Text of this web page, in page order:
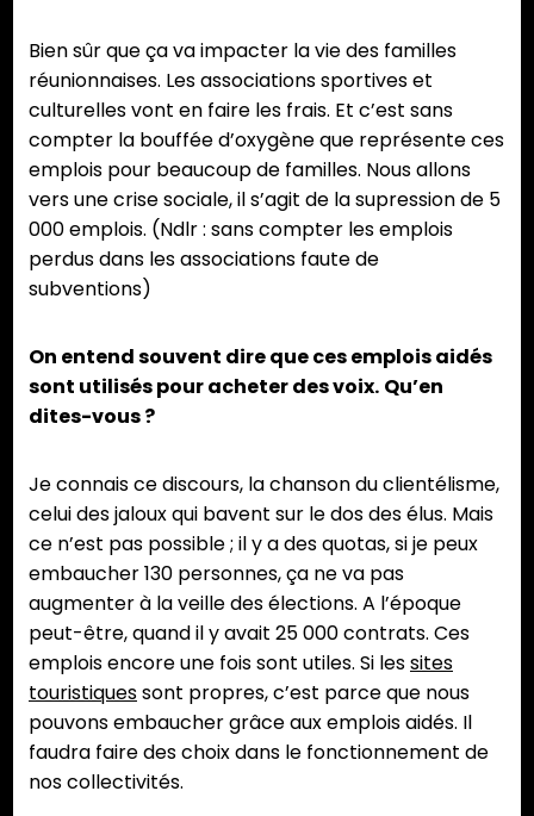
Bien sûr que ça va impacter la vie des familles
réunionnaises. Les associations sportives et
culturelles vont en faire les frais. Et c’est sans
compter la bouffée d’oxygène que représente ces
emplois pour beaucoup de familles. Nous allons
vers une crise sociale, il s’agit de la supression de 5
000 emplois. (Ndlr : sans compter les emplois
perdus dans les associations faute de
subventions)
On entend souvent dire que ces emplois aidés
sont utilisés pour acheter des voix. Qu’en
dites-vous ?
Je connais ce discours, la chanson du clientélisme,
celui des jaloux qui bavent sur le dos des élus. Mais
ce n’est pas possible ; il y a des quotas, si je peux
embaucher 130 personnes, ça ne va pas
augmenter à la veille des élections. A l’époque
peut-être, quand il y avait 25 000 contrats. Ces
emplois encore une fois sont utiles. Si lessites
touristiquessont propres, c’est parce que nous
pouvons embaucher grâce aux emplois aidés. Il
faudra faire des choix dans le fonctionnement de
nos collectivités.